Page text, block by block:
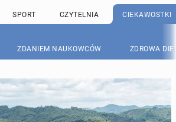
SPORT CZYTELNIA CIEKAWOSTKI
ZDANIEM NAUKOWCÓW ZDROWA